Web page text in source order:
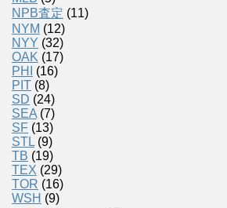
NPB査定 (11)
NYM (12)
NYY (32)
OAK (17)
PHI
(16)
PIT (8)
SD (24)
SEA (7)
SF (13)
STL (9)
TB (19)
TEX (29)
TOR (16)
WSH (9)